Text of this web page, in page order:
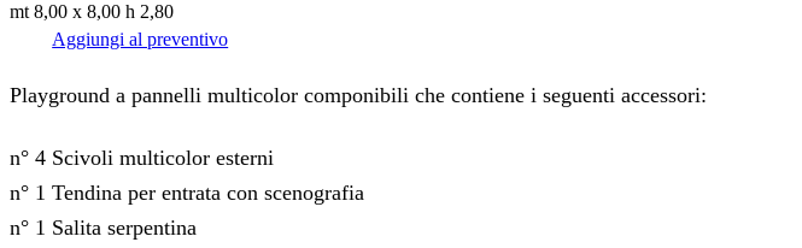
mt 8,00 x 8,00 h 2,80
Aggiungi al preventivo
Playground a pannelli multicolor componibili che contiene i seguenti accessori:
n° 4 Scivoli multicolor esterni
n° 1 Tendina per entrata con scenografia
n° 1 Salita serpentina